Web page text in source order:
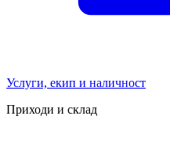
Услуги, екип и наличност
Приходи и склад